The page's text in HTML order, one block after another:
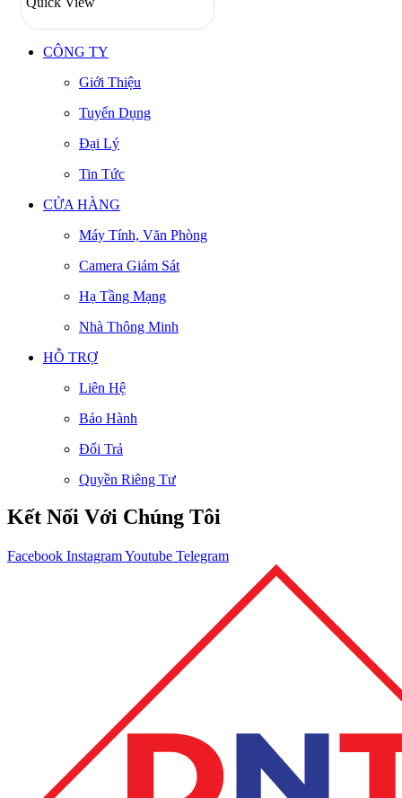
CÔNG TY
Giới Thiệu
Tuyển Dụng
Đại Lý
Tin Tức
CỬA HÀNG
Máy Tính, Văn Phòng
Camera Giám Sát
Hạ Tầng Mạng
Nhà Thông Minh
HỖ TRỢ
Liên Hệ
Bảo Hành
Đổi Trả
Quyền Riêng Tư
Kết Nối Với Chúng Tôi
Facebook InstagramYoutube Telegram